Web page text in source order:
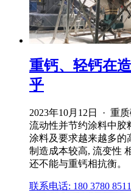
重钙、轻钙在
乎
2023年10月12日 · 重
流动性并节约涂料中胶
涂料及要求越来越多的
制造成本较高, 流变性
还不能与重钙相抗衡。
联系电话: 180 3780 8511